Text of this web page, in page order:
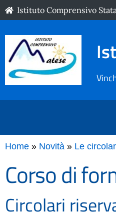
Istituto Comprensivo
Home Novità Le
Corso di
Circolari